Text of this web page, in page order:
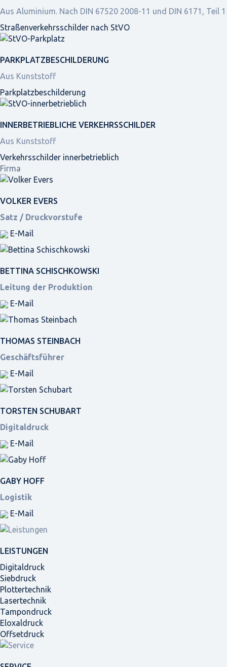
Aus Aluminium. Nach DIN 67520 2008-11 und DIN 6171, Teil 1
Straßen­verkehrs­schilder nach StVO
PARKPLATZ­BESCHILDERUNG
Aus Kunststoff
Parkplatz­beschilderung
INNER­BETRIEBLICHE VERKEHRS­SCHILDER
Aus Kunststoff
Verkehrsschilder innerbetrieblich
Firma
VOLKER EVERS
Satz / Druckvorstufe
E-Mail
BETTINA SCHISCHKOWSKI
Leitung der Produktion
E-Mail
THOMAS STEINBACH
Geschäftsführer
E-Mail
TORSTEN SCHUBART
Digitaldruck
E-Mail
GABY HOFF
Logistik
E-Mail
LEISTUNGEN
Digitaldruck
Siebdruck
Plottertechnik
Lasertechnik
Tampondruck
Eloxaldruck
Offsetdruck